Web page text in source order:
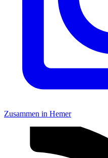
Zusammen in Hemer